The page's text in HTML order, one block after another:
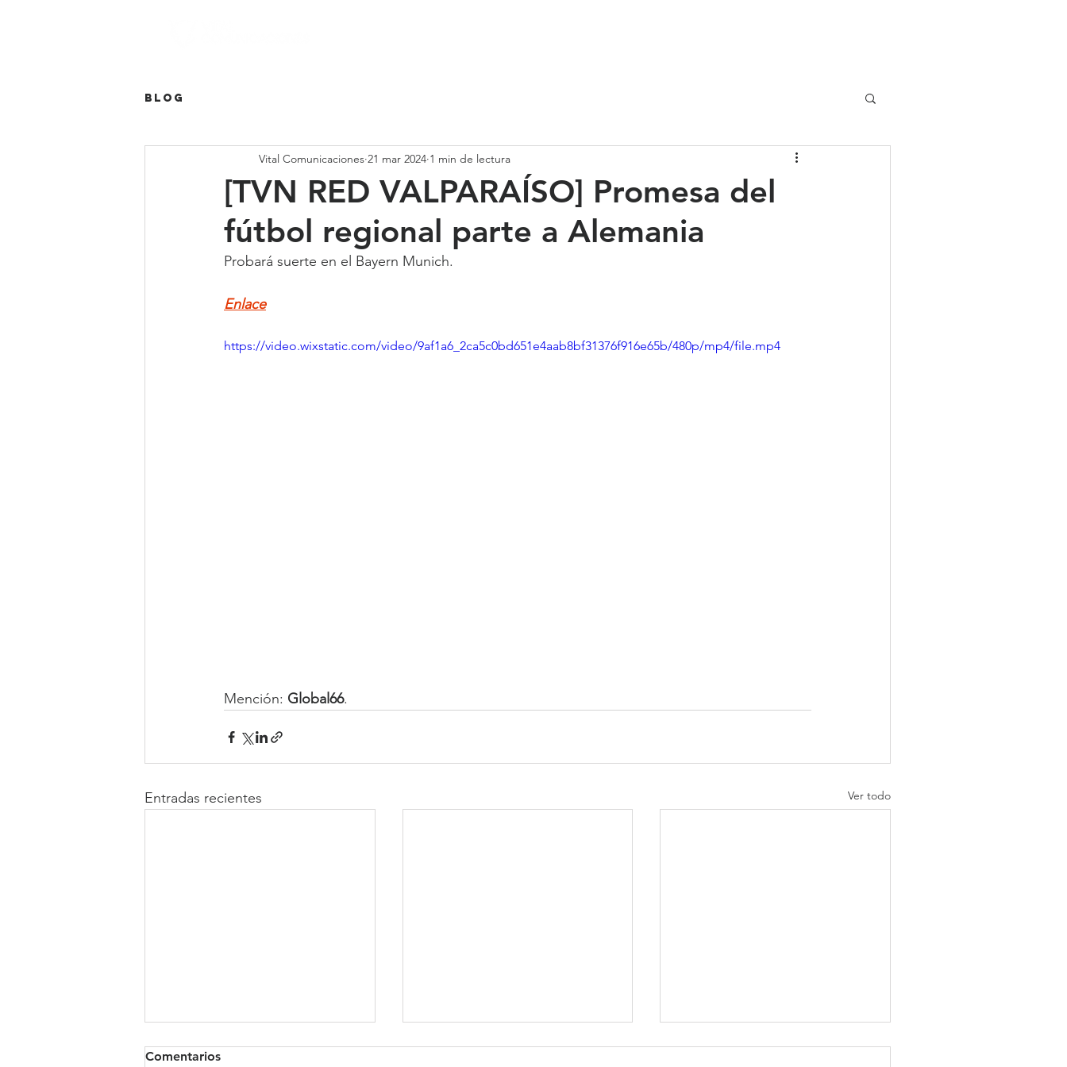
Blog
[TVN RED VALPARAÍSO] Promesa del
fútbol regional parte a Alemania
Vital Comunicaciones 21 mar 2024 1 min de lectura
Probará suerte en el Bayern Munich.
Enlace
https://video.wixstatic.com/video/9af1a6_2ca5c0bd651e4aab8bf31376f916e65b/480p/mp4/file.mp4
Mención: Global66.
Entradas recientes Ver todo
Comentarios